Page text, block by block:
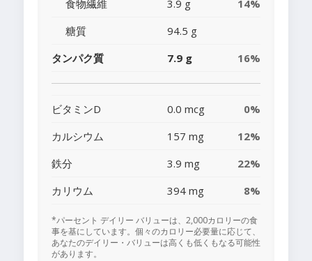
食物繊維 3.9 g
14%
糖質
94.5 g
タンパク質
7.9 g 16%
ビタミンD 0.0 mcg
0%
カルシウム
157 mg
12%
鉄分
3.9 mg
22%
カリウム
394 mg 8%
*パーセント デイリー バリューは、2,000カロリーの食
事を基にしています。個々のカロリー必要量に応じて、
あなたのデイリー・バリューは高くも低くもなる可能性
があります。